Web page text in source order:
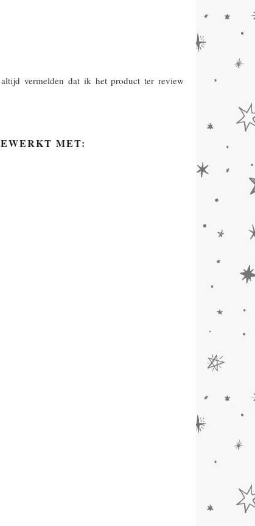
vermelden dat ik het product ter review
MET: